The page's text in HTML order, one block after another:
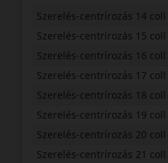
Szerelés-centrírozás 14 coll
Szerelés-centrírozás 15 coll
Szerelés-centrírozás 16 coll
Szerelés-centrírozás 17 coll
Szerelés-centrírozás 18 coll
Szerelés-centrírozás 19
Szerelés-centrírozás 20 coll
Szerelés-centrírozás 21 coll